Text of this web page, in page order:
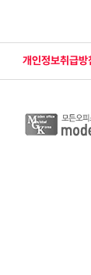
개인정보취급방